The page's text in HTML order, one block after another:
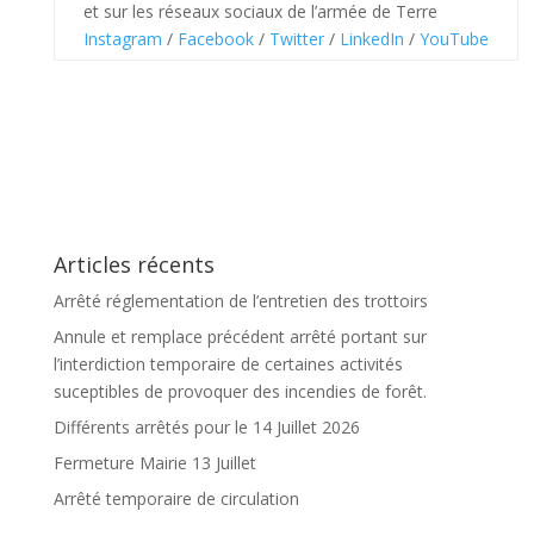
et sur les réseaux sociaux de l’armée de Terre
Instagram / Facebook/ Twitter/ LinkedIn / YouTube
Articles récents
Arrêté réglementation de l’entretien des trottoirs
Annule et remplace précédent arrêté portant sur
l’interdiction temporaire de certaines activités
suceptibles de provoquer des incendies de forêt.
Différents arrêtés pour le 14 Juillet 2026
Fermeture Mairie 13 Juillet
Arrêté temporaire de circulation